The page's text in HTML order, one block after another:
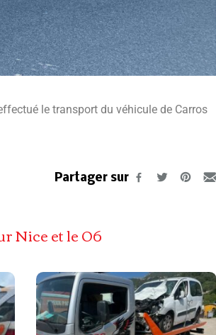
le transport du véhicule de Carros
Partager sur
Nice et le 06